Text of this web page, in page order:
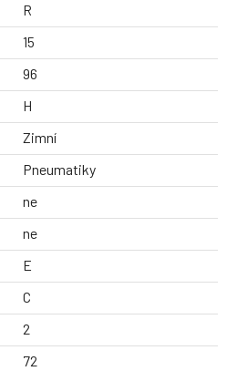
R
15
96
H
Zimní
Pneumatiky
ne
ne
E
C
2
72